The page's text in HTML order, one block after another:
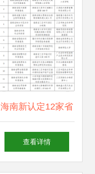
海南新认定12家省
级科普场馆 完整名
查看详情